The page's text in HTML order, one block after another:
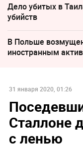
Дело убитых в
убийств
В Польше
иностранным
31 января 2020, 01:26
Сталлоне
с ленью